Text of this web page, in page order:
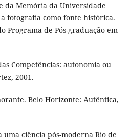
da Memória da Universidade
fotografia como fonte histórica.
Programa de Pós-graduação em
Competências: autonomia ou
2001.
Belo Horizonte: Autêntica,
uma ciência pós-moderna Rio de